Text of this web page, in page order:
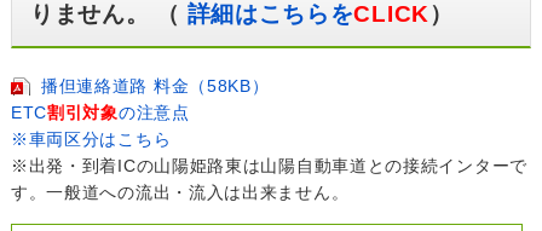
りません。 （ 詳細はこちらをCLICK ）
播但連絡道路 料金（58KB）
ETC割引対象の注意点
※車両区分はこちら
※出発・到着ICの山陽姫路東は山陽自動車道との接続インターで
す。一般道への流出・流入は出来ません。